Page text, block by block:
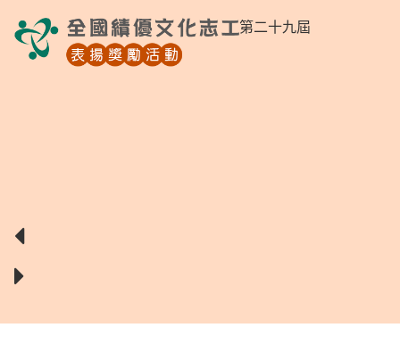
第二十九屆